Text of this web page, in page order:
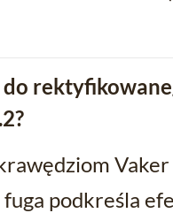
Vaker
podkreśla